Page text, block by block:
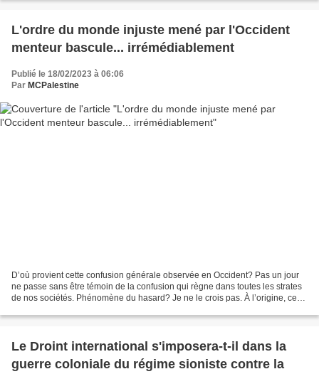
L'ordre du monde injuste mené par l'Occident
menteur bascule... irrémédiablement
Publié le 18/02/2023 à 06:06
Par MCPalestine
D’où provient cette confusion générale observée en Occident? Pas un jour
ne passe sans être témoin de la confusion qui règne dans toutes les strates
de nos sociétés. Phénomène du hasard? Je ne le crois pas. À l’origine, ceux
Le Droint international s'imposera-t-il dans la
guerre coloniale du régime sioniste contre la